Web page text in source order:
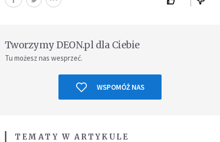
Tworzymy DEON.pl dla Ciebie
Tu możesz nas wesprzeć.
WSPOMÓŻ NAS
TEMATY W ARTYKULE